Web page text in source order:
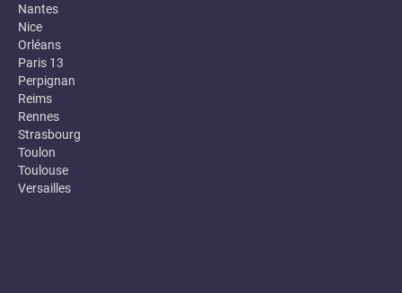
Nantes
Nice
Orléans
Paris 13
Perpignan
Reims
Rennes
Strasbourg
Toulon
Toulouse
Versailles